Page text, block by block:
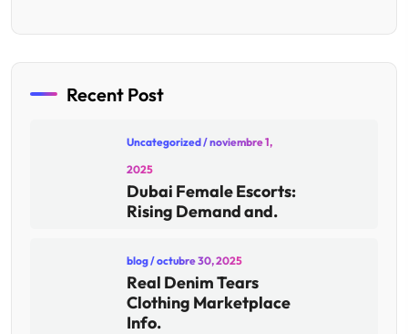
Recent Post
Uncategorized/ noviembre 1,
2025
Dubai Female Escorts:
Rising Demand and.
blog/ octubre 30, 2025
Real Denim Tears
Clothing Marketplace
Info.